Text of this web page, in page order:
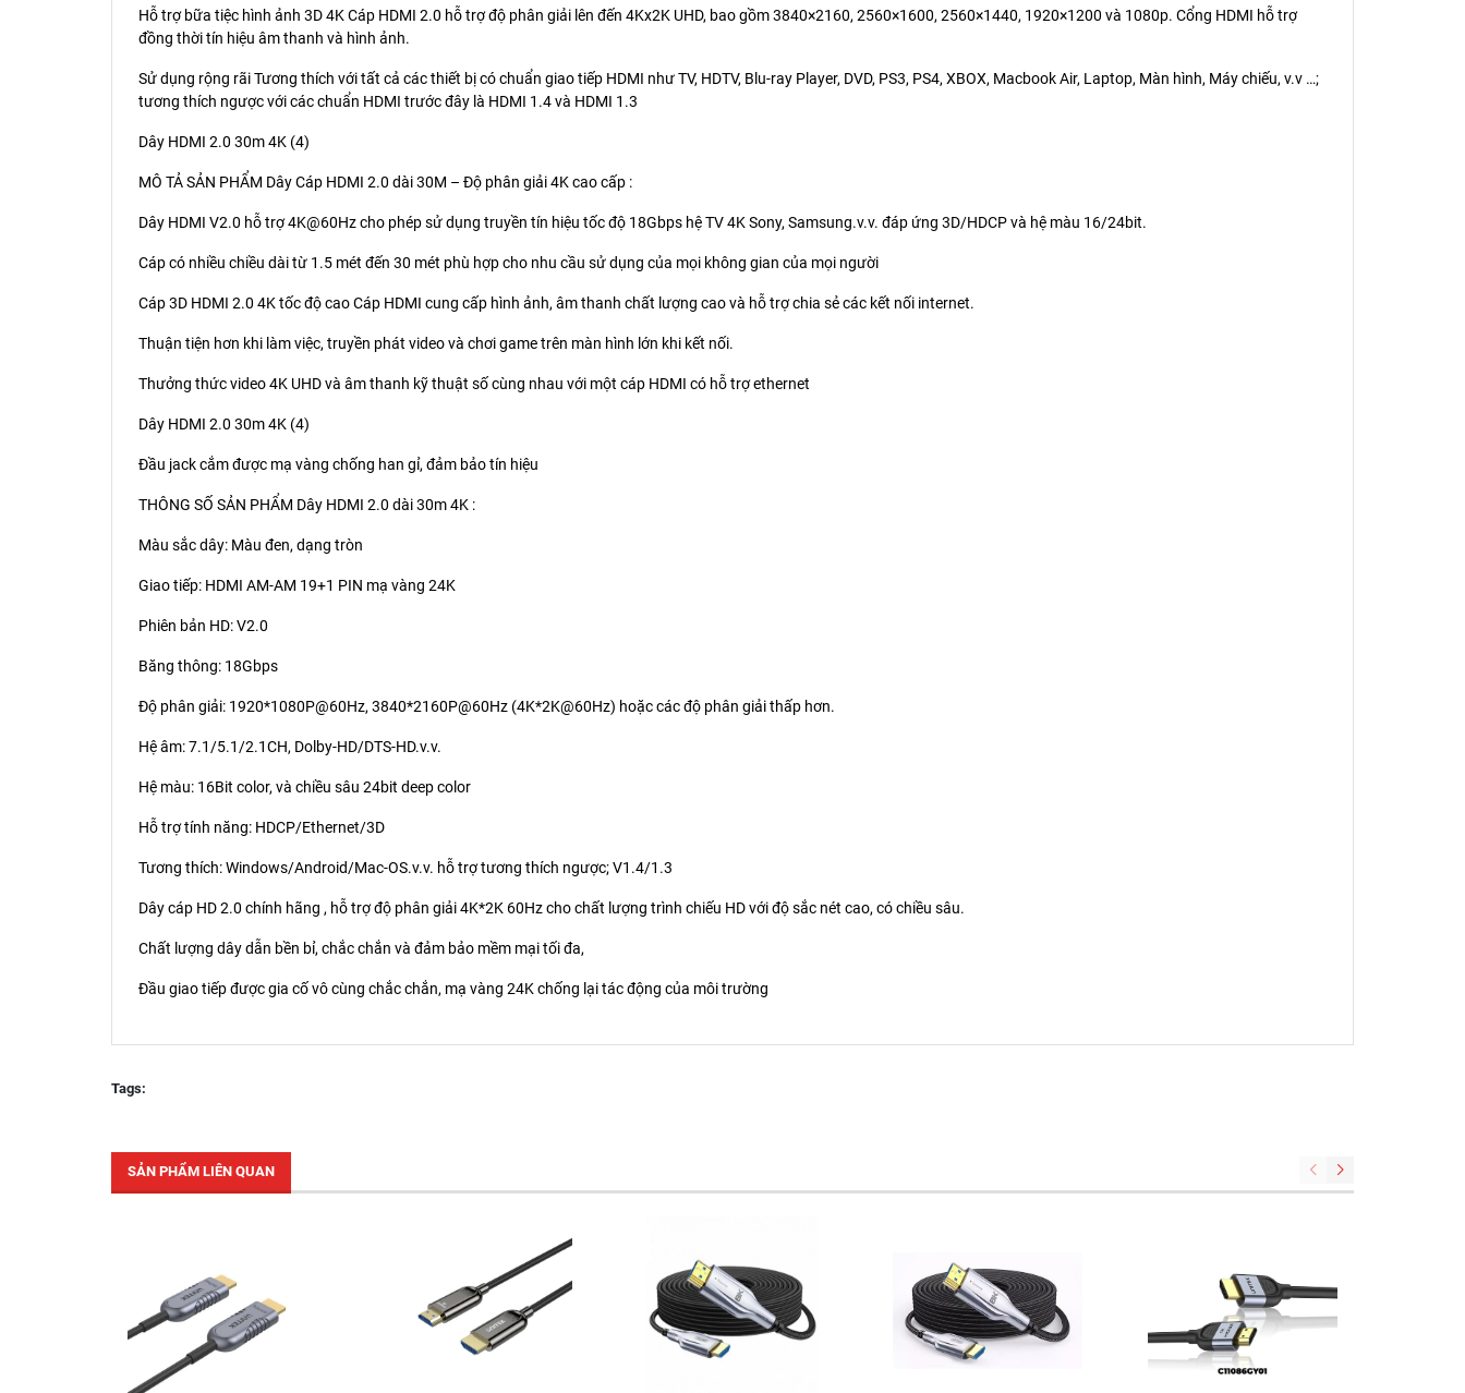
Hỗ trợ bữa tiệc hình ảnh 3D 4K Cáp HDMI 2.0 hỗ trợ độ phân giải lên đến 4Kx2K UHD, bao gồm 3840×2160, 2560×1600, 2560×1440, 1920×1200 và 1080p. Cổng HDMI hỗ trợ
đồng thời tín hiệu âm thanh và hình ảnh.
Sử dụng rộng rãi Tương thích với tất cả các thiết bị có chuẩn giao tiếp HDMI như TV, HDTV, Blu-ray Player, DVD, PS3, PS4, XBOX, Macbook Air, Laptop, Màn hình, Máy chiếu, v.v …;
tương thích ngược với các chuẩn HDMI trước đây là HDMI 1.4 và HDMI 1.3
Dây HDMI 2.0 30m 4K (4)
MÔ TẢ SẢN PHẨM Dây Cáp HDMI 2.0 dài 30M – Độ phân giải 4K cao cấp :
Dây HDMI V2.0 hỗ trợ 4K@60Hz cho phép sử dụng truyền tín hiệu tốc độ 18Gbps hệ TV 4K Sony, Samsung.v.v. đáp ứng 3D/HDCP và hệ màu 16/24bit.
Cáp có nhiều chiều dài từ 1.5 mét đến 30 mét phù hợp cho nhu cầu sử dụng của mọi không gian của mọi người
Cáp 3D HDMI 2.0 4K tốc độ cao Cáp HDMI cung cấp hình ảnh, âm thanh chất lượng cao và hỗ trợ chia sẻ các kết nối internet.
Thuận tiện hơn khi làm việc, truyền phát video và chơi game trên màn hình lớn khi kết nối.
Thưởng thức video 4K UHD và âm thanh kỹ thuật số cùng nhau với một cáp HDMI có hỗ trợ ethernet
Dây HDMI 2.0 30m 4K (4)
Đầu jack cắm được mạ vàng chống han gỉ, đảm bảo tín hiệu
THÔNG SỐ SẢN PHẨM Dây HDMI 2.0 dài 30m 4K :
Màu sắc dây: Màu đen, dạng tròn
Giao tiếp: HDMI AM-AM 19+1 PIN mạ vàng 24K
Phiên bản HD: V2.0
Băng thông: 18Gbps
Độ phân giải: 1920*1080P@60Hz, 3840*2160P@60Hz (4K*2K@60Hz) hoặc các độ phân giải thấp hơn.
Hệ âm: 7.1/5.1/2.1CH, Dolby-HD/DTS-HD.v.v.
Hệ màu: 16Bit color, và chiều sâu 24bit deep color
Hỗ trợ tính năng: HDCP/Ethernet/3D
Tương thích: Windows/Android/Mac-OS.v.v. hỗ trợ tương thích ngược; V1.4/1.3
Dây cáp HD 2.0 chính hãng , hỗ trợ độ phân giải 4K*2K 60Hz cho chất lượng trình chiếu HD với độ sắc nét cao, có chiều sâu.
Chất lượng dây dẫn bền bỉ, chắc chắn và đảm bảo mềm mại tối đa,
Đầu giao tiếp được gia cố vô cùng chắc chắn, mạ vàng 24K chống lại tác động của môi trường
Tags:
SẢN PHẨM LIÊN QUAN